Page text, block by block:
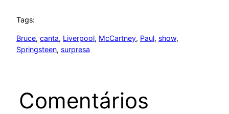
Tags:
Bruce, canta, Liverpool, McCartney, Paul, show
Springsteen, surpresa
Comentários